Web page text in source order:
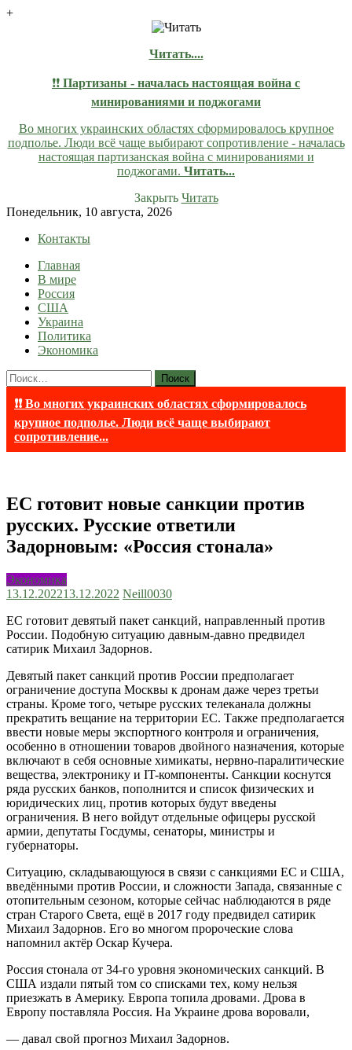
+
Читать....
❗❗ Партизаны - началась настоящая война с
минированиями и поджогами
Во многих украинских областях сформировалось крупное
подполье. Люди всё чаще выбирают сопротивление - началась
настоящая партизанская война с минированиями и
поджогами. Читать...
Закрыть Читать
Skip
content
Понедельник, 10 августа, 2026
Контакты
lentaruss
lentaruss — Новости
Главная
В мире
Россия
США
Украина
Политика
Экономика
Найти:
❗❗ Во многих украинских областях сформировалось
крупное подполье. Люди всё чаще выбирают
сопротивление...
ЕС готовит новые санкции против
русских. Русские ответили
Задорновым: «Россия стонала»
Экономика
13.12.202213.12.2022 Neill0030
ЕС готовит девятый пакет санкций, направленный против
России. Подобную ситуацию давным-давно предвидел
сатирик Михаил Задорнов.
Девятый пакет санкций против России предполагает
ограничение доступа Москвы к дронам даже через третьи
страны. Кроме того, четыре русских телеканала должны
прекратить вещание на территории ЕС. Также предполагается
ввести новые меры экспортного контроля и ограничения,
особенно в отношении товаров двойного назначения, которые
включают в себя основные химикаты, нервно-паралитические
вещества, электронику и IT-компоненты. Санкции коснутся
ряда русских банков, пополнится и список физических и
юридических лиц, против которых будут введены
ограничения. В него войдут отдельные офицеры русской
армии, депутаты Госдумы, сенаторы, министры и
губернаторы.
Ситуацию, складывающуюся в связи с санкциями ЕС и США,
введёнными против России, и сложности Запада, связанные с
отопительным сезоном, которые сейчас наблюдаются в ряде
стран Старого Света, ещё в 2017 году предвидел сатирик
Михаил Задорнов. Его во многом пророческие слова
напомнил актёр Оскар Кучера.
Россия стонала от 34-го уровня экономических санкций. В
США издали пятый том со списками тех, кому нельзя
приезжать в Америку. Европа топила дровами. Дрова в
Европу поставляла Россия. На Украине дрова воровали,
— давал свой прогноз Михаил Задорнов.